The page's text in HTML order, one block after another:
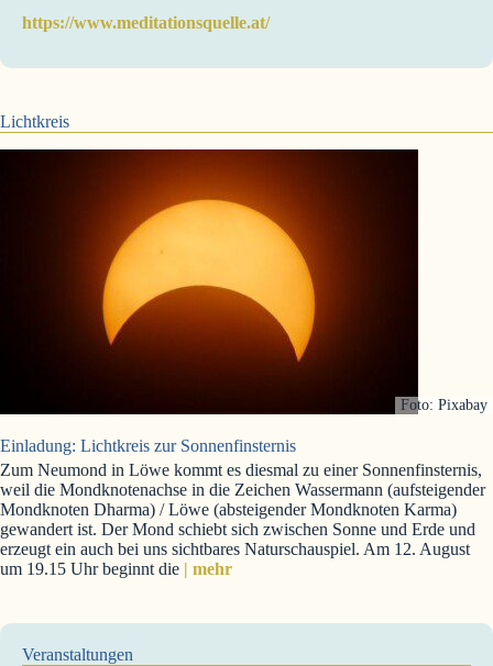
https://www.meditationsquelle.at/
Lichtkreis
Foto: Pixabay
Einladung: Lichtkreis zur Sonnenfinsternis
Zum Neumond in Löwe kommt es diesmal zu einer Sonnenfinsternis,
weil die Mondknotenachse in die Zeichen Wassermann (aufsteigender
Mondknoten Dharma) / Löwe (absteigender Mondknoten Karma)
gewandert ist. Der Mond schiebt sich zwischen Sonne und Erde und
erzeugt ein auch bei uns sichtbares Naturschauspiel. Am 12. August
um 19.15 Uhr beginnt die | mehr
Veranstaltungen